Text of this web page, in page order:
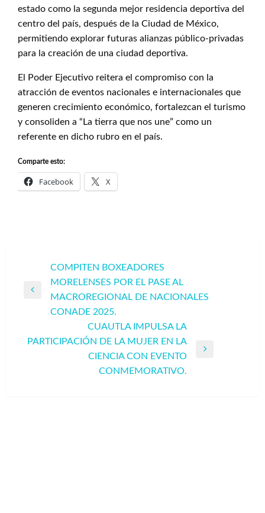
estado como la segunda mejor residencia deportiva del
centro del país, después de la Ciudad de México,
permitiendo explorar futuras alianzas público-privadas
para la creación de una ciudad deportiva.
El Poder Ejecutivo reitera el compromiso con la
atracción de eventos nacionales e internacionales que
generen crecimiento económico, fortalezcan el turismo
y consoliden a “La tierra que nos une” como un
referente en dicho rubro en el país.
Comparte esto:
Facebook X
Navegación
de
entradas
Entrada
anterior
COMPITEN BOXEADORES
MORELENSES POR EL PASE AL
MACROREGIONAL DE NACIONALES
CONADE 2025.
CUAUTLA IMPULSA LA
PARTICIPACIÓN DE LA MUJER EN LA
CIENCIA CON EVENTO
CONMEMORATIVO.